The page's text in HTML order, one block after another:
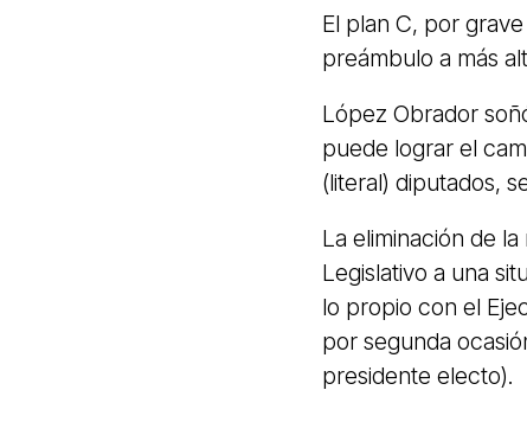
El plan C, por
preámbulo a más
López Obrador
puede lograr el
(literal) diputados,
La eliminación de
Legislativo a una
lo propio con el
por segunda
presidente electo).